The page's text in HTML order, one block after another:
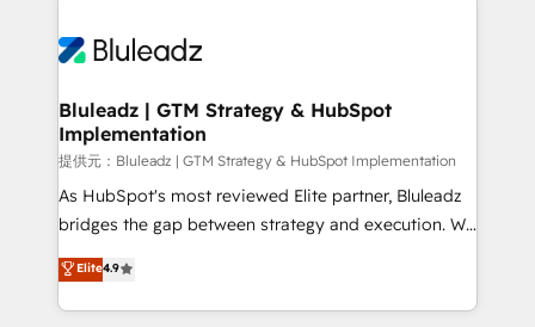
ィブ・エージェンシーです。事業部・グループ会社・部
を、CRMを軸とした全社共通基盤に再構築します。意
思決定者・PMO・現場担当者に並走します。 1️⃣
HubSpot導入・活用支援 顧客データの一元化から、
GTMの見える化・自動化まで。全Hub統合運用、デー
タ品質設計、グループ横断のCRM統合に対応します。
の一部をAIが自律実行する組織への移行を設計・実装。
Breeze・Claude等をHubSpotと連携させ、役割定義・
Bluleadz | GTM Strategy & HubSpot
Implementation
提供元：Bluleadz | GTM Strategy & HubSpot Implementation
As HubSpot's most reviewed Elite partner, Bluleadz
bridges the gap between strategy and execution. We
don't just "set up tools" — we install the GTM
Operating System (GTM OS) to align your leadership
and engineer a portal that drives predictable
Elite4.9